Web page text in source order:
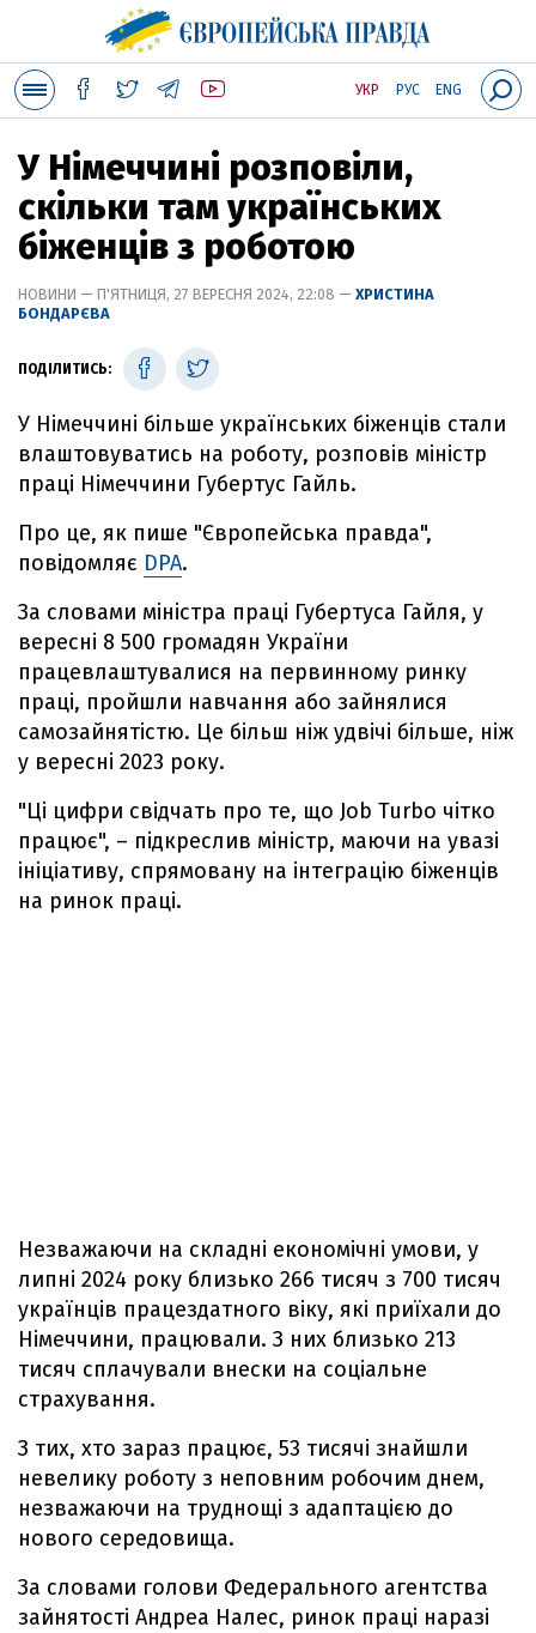
УКР РУС ENG
У Німеччині розповіли,
скільки там українських
біженців з роботою
НОВИНИ — П'ЯТНИЦЯ, 27 ВЕРЕСНЯ 2024, 22:08 — ХРИСТИНА
БОНДАРЄВА
ПОДІЛИТИСЬ:
У Німеччині більше українських біженців стали
влаштовуватись на роботу, розповів міністр
праці Німеччини Губертус Гайль.
Про це, як пише "Європейська правда",
повідомляє DPA.
За словами міністра праці Губертуса Гайля, у
вересні 8 500 громадян України
працевлаштувалися на первинному ринку
праці, пройшли навчання або зайнялися
самозайнятістю. Це більш ніж удвічі більше, ніж
у вересні 2023 року.
"Ці цифри свідчать про те, що Job Turbo чітко
працює", – підкреслив міністр, маючи на увазі
ініціативу, спрямовану на інтеграцію біженців
на ринок праці.
Незважаючи на складні економічні умови, у
липні 2024 року близько 266 тисяч з 700 тисяч
українців працездатного віку, які приїхали до
Німеччини, працювали. З них близько 213
тисяч сплачували внески на соціальне
страхування.
З тих, хто зараз працює, 53 тисячі знайшли
невелику роботу з неповним робочим днем,
незважаючи на труднощі з адаптацією до
нового середовища.
За словами голови Федерального агентства
зайнятості Андреа Налес, ринок праці наразі